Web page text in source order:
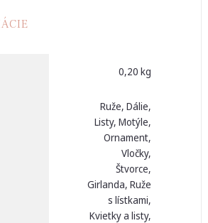
0,20 kg
Ruže, Dálie,
Listy, Motýle,
Ornament,
Vločky,
Štvorce,
Girlanda, Ruže
s lístkami,
Kvietky a listy,